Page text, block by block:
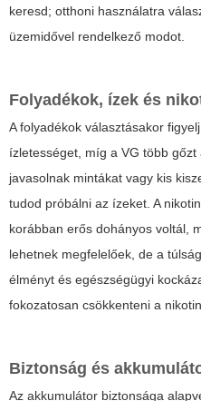
keresd; otthoni használatra
üzemidővel rendelkező modot.
Folyadékok, ízek és
A folyadékok választásakor
ízletességet, míg a VG több
javasolnak mintákat vagy kis
tudod próbálni az ízeket. A
korábban erős dohányos voltál,
lehetnek megfelelőek, de a
élményt és egészségügyi
fokozatosan csökkenteni a
Biztonság és
Az akkumulátor biztonsága